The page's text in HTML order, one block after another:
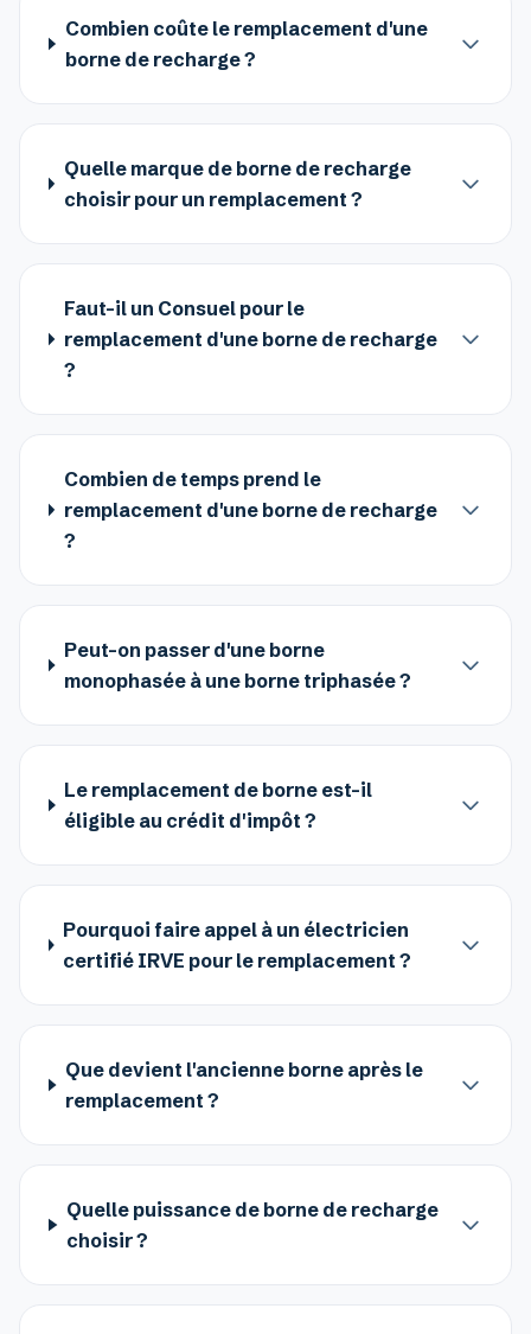
Combien coûte le remplacement d'une
borne de recharge ?
Quelle marque de borne de recharge
choisir pour un remplacement ?
Faut-il un Consuel pour le
remplacement d'une borne de recharge
?
Combien de temps prend le
remplacement d'une borne de recharge
?
Peut-on passer d'une borne
monophasée à une borne triphasée ?
Le remplacement de borne est-il
éligible au crédit d'impôt ?
Pourquoi faire appel à un électricien
certifié IRVE pour le remplacement ?
Que devient l'ancienne borne après le
remplacement ?
Quelle puissance de borne de recharge
choisir ?